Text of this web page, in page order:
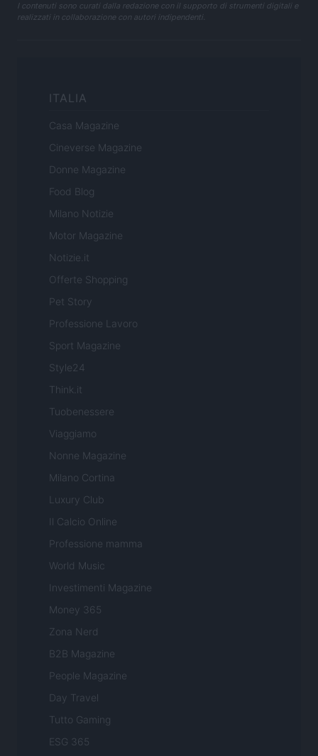
I contenuti sono curati dalla redazione con il supporto di strumenti digitali e
realizzati in collaborazione con autori indipendenti.
ITALIA
Casa Magazine
Cineverse Magazine
Donne Magazine
Food Blog
Milano Notizie
Motor Magazine
Notizie.it
Offerte Shopping
Pet Story
Professione Lavoro
Sport Magazine
Style24
Think.it
Tuobenessere
Viaggiamo
Nonne Magazine
Milano Cortina
Luxury Club
Il Calcio Online
Professione mamma
World Music
Investimenti Magazine
Money 365
Zona Nerd
B2B Magazine
People Magazine
Day Travel
Tutto Gaming
ESG 365